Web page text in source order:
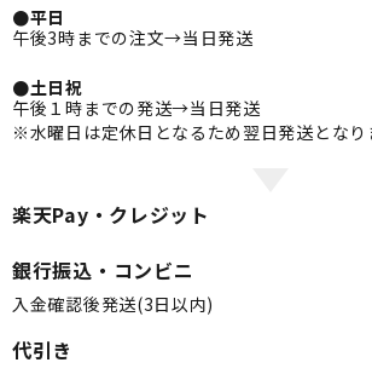
●平日
午後3時までの注文→当日発送
●土日祝
午後１時までの発送→当日発送
※水曜日は定休日となるため翌日発送となり
楽天Pay・クレジット
銀行振込・コンビニ
入金確認後発送(3日以内)
代引き